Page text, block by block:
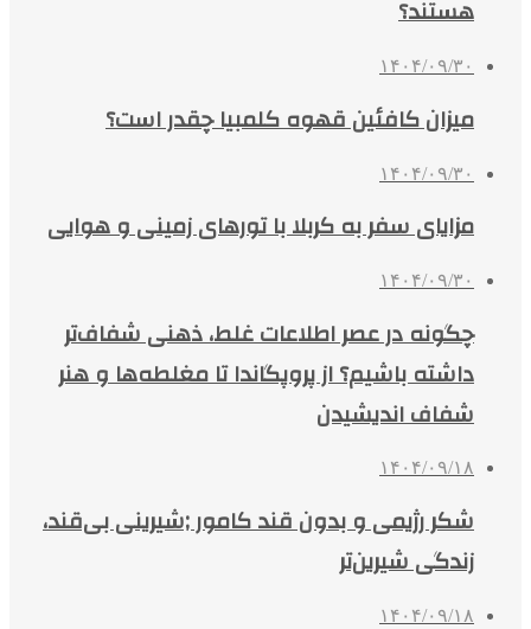
هستند؟
۱۴۰۴/۰۹/۳۰
میزان کافئین قهوه کلمبیا چقدر است؟
۱۴۰۴/۰۹/۳۰
مزایای سفر به کربلا با تورهای زمینی و هوایی
۱۴۰۴/۰۹/۳۰
چگونه در عصر اطلاعات غلط، ذهنی شفاف‌تر
داشته باشیم؟ از پروپگاندا تا مغلطه‌ها و هنر
شفاف اندیشیدن
۱۴۰۴/۰۹/۱۸
شکر رژیمی و بدون قند کامور ;شیرینی بی‌قند،
زندگی شیرین‌تر
۱۴۰۴/۰۹/۱۸